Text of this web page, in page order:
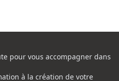
pour vous accompagner dans
à la création de votre